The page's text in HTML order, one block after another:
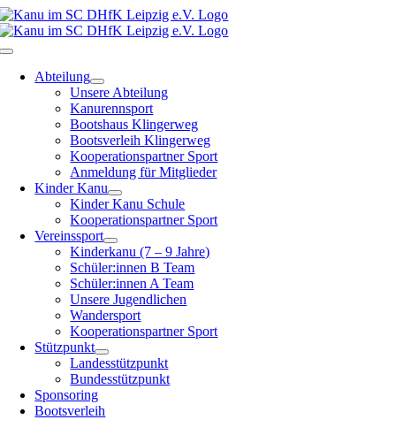
Zum
Inhalt
springen
Toggle
NavigationAbteilung
Unsere Abteilung
Kanurennsport
Bootshaus Klingerweg
Bootsverleih Klingerweg
Kooperationspartner Sport
Anmeldung für Mitglieder
Kinder Kanu
Kinder Kanu Schule
Kooperationspartner Sport
Vereinssport
Kinderkanu (7 – 9 Jahre)
Schüler:innen B Team
Schüler:innen A Team
Unsere Jugendlichen
Wandersport
Kooperationspartner Sport
Stützpunkt
Landesstützpunkt
Bundesstützpunkt
Sponsoring
Bootsverleih